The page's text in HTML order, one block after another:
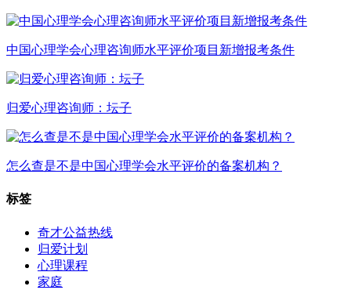
中国心理学会心理咨询师水平评价项目新增报考条件
归爱心理咨询师：坛子
怎么查是不是中国心理学会水平评价的备案机构？
标签
奇才公益热线
归爱计划
心理课程
家庭